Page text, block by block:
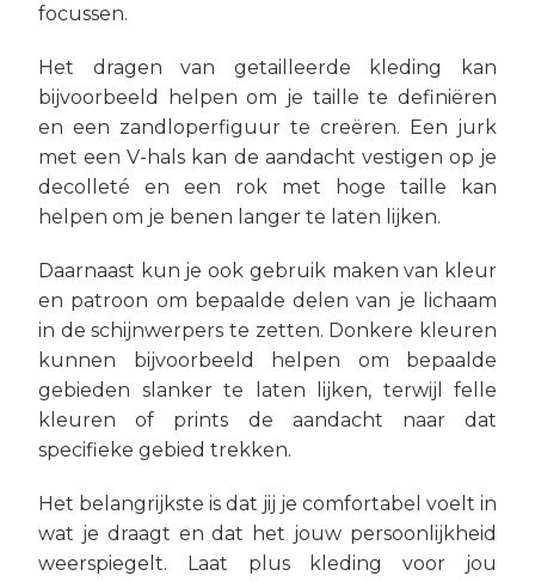
focussen.
Het dragen van getailleerde kleding kan
bijvoorbeeld helpen om je taille te definiëren
en een zandloperfiguur te creëren. Een jurk
met een V-hals kan de aandacht vestigen op je
decolleté en een rok met hoge taille kan
helpen om je benen langer te laten lijken.
Daarnaast kun je ook gebruik maken van kleur
en patroon om bepaalde delen van je lichaam
in de schijnwerpers te zetten. Donkere kleuren
kunnen bijvoorbeeld helpen om bepaalde
gebieden slanker te laten lijken, terwijl felle
kleuren of prints de aandacht naar dat
specifieke gebied trekken.
Het belangrijkste is dat jij je comfortabel voelt in
wat je draagt en dat het jouw persoonlijkheid
weerspiegelt. Laat plus kleding voor jou